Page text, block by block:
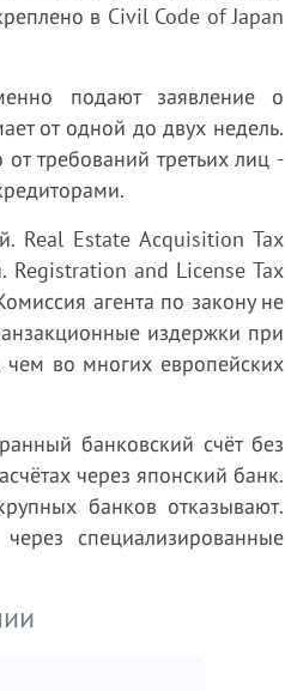
в Civil Code of Japan
подают заявление о
от одной до двух недель.
требований третьих лиц -
Real Estate Acquisition Tax
Registration and License Tax
агента по закону не
издержки при
во многих европейских
банковский счёт без
через японский банк.
банков отказывают.
специализированные